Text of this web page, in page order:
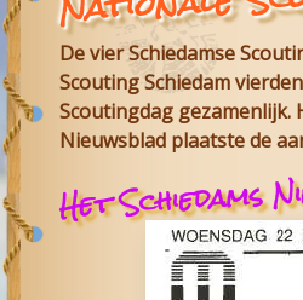
De vier Schiedamse
Scouting Schiedam
Scoutingdag gezamenlijk.
Nieuwsblad plaatste de
Het Schiedams